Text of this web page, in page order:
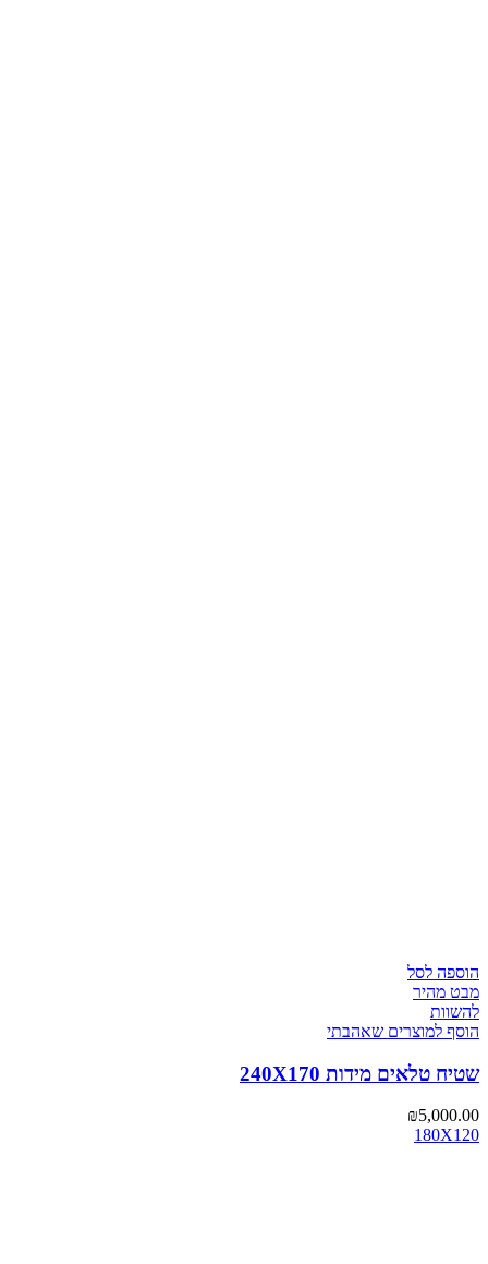
הוספה לסל
מבט מהיר
להשוות
הוסף למוצרים שאהבתי
שטיח טלאים מידות 240X170
₪5,000.00
180X120